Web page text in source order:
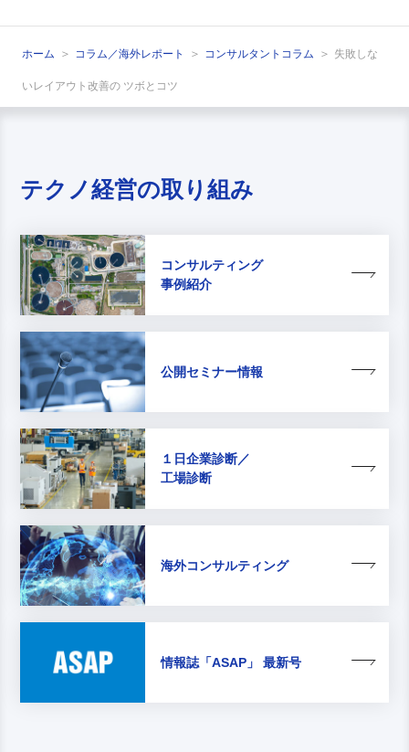
ホーム コラム／海外レポート コンサルタントコラム 失敗しな
いレイアウト改善の ツボとコツ
テクノ経営の取り組み
コンサルティング
事例紹介
公開セミナー情報
１日企業診断／
工場診断
海外コンサルティング
情報誌「ASAP」 最新号